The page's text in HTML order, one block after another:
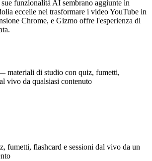
funzionalità AI sembrano aggiunte in
eccelle nel trasformare i video YouTube in
Chrome, e Gizmo offre l'esperienza di
materiali di studio con quiz, fumetti,
vivo da qualsiasi contenuto
fumetti, flashcard e sessioni dal vivo da un